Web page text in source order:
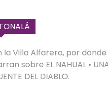
la Villa Alfarera, por
sobre EL NAHUAL •
DEL DIABLO.